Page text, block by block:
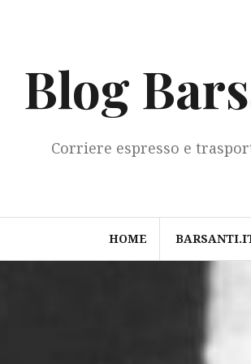
Blog
Corriere espresso e
HOME